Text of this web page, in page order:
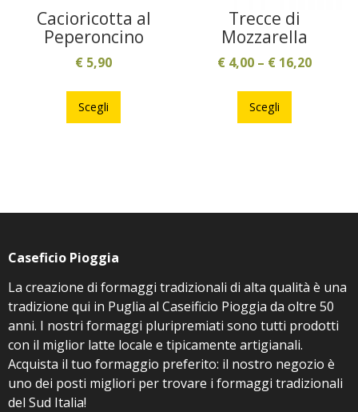
Cacioricotta al
Peperoncino
€ 5,90
Scegli
Questo
ha
pagina
del
prodotto
Trecce di
Mozzarella
€ 4,00 – € 16,20
Scegli
Questo
ha
nella
pagina
prodotto
Caseficio Pioggia
La creazione di formaggi tradizionali di alta qualità è una
tradizione qui in Puglia al Caseificio Pioggia da oltre 50
anni. I nostri formaggi pluripremiati sono tutti prodotti
con il miglior latte locale e tipicamente artigianali.
Acquista il tuo formaggio preferito: il nostro negozio è
uno dei posti migliori per trovare i formaggi tradizionali
del Sud Italia!